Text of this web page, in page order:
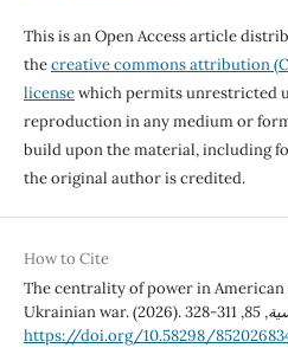
This is an Open Access article
thecreative commons attribution
licensewhich permits unrestricted
reproduction in any medium or
build upon the material, including
the original author is credited.
How to Cite
The centrality of power in
Ukrainian war. (2026).
,
85
https://doi.org/10.58298/